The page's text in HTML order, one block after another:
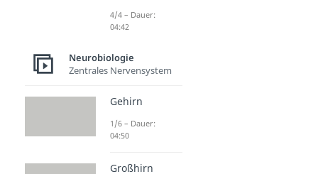
4/4 – Dauer:
04:42
Neurobiologie
Zentrales Nervensystem
Gehirn
1/6 – Dauer:
04:50
Großhirn